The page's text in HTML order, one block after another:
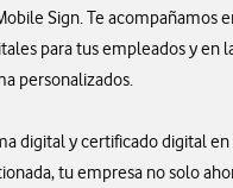
Sign. Te acompañamos
para tus empleados y en
personalizados.
digital y certificado digital en
tu empresa no solo